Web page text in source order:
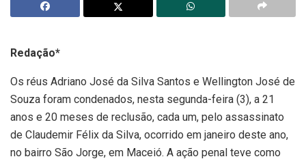
Redação*
Os réus Adriano José da Silva Santos e Wellington José de
Souza foram condenados, nesta segunda-feira (3), a 21
anos e 20 meses de reclusão, cada um, pelo assassinato
de Claudemir Félix da Silva, ocorrido em janeiro deste ano,
no bairro São Jorge, em Maceió. A ação penal teve como